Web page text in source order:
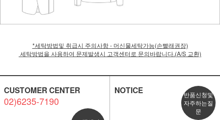
*세탁방법및 취급시 주의사항 - 머신물세탁가능(손빨래권장)
세탁방법을 사용하여 문제발생시 고객센터로 문의바랍니다.(A/S 교환)
CUSTOMER CENTER
02)6235-7190
NOTICE
반품신청및
자주하는질
문